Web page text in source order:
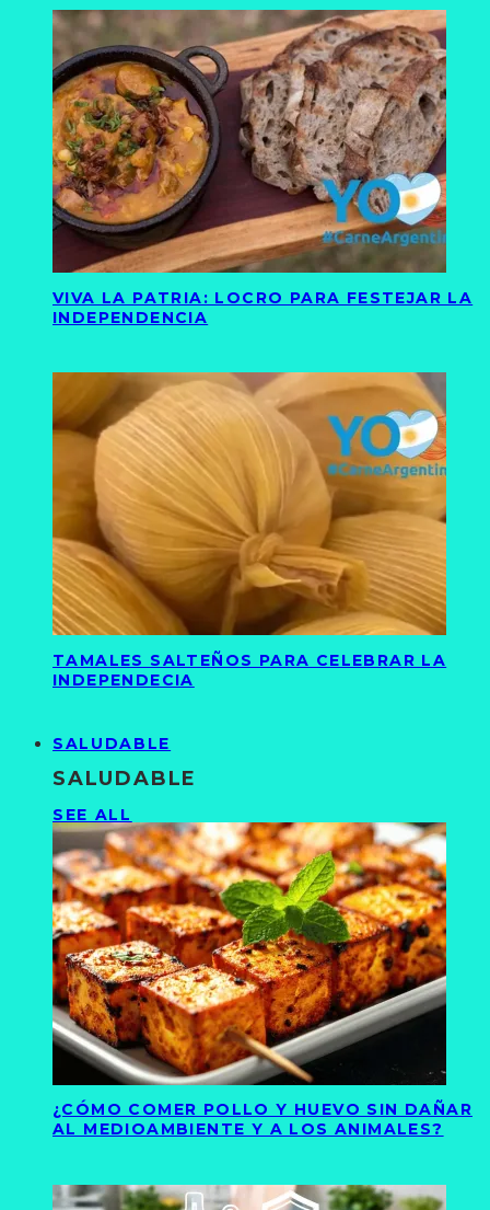
VIVA LA PATRIA: LOCRO PARA FESTEJAR LA
INDEPENDENCIA
TAMALES SALTEÑOS PARA CELEBRAR LA
INDEPENDECIA
SALUDABLE
SALUDABLE
SEE ALL
¿CÓMO COMER POLLO Y HUEVO SIN DAÑAR
AL MEDIOAMBIENTE Y A LOS ANIMALES?